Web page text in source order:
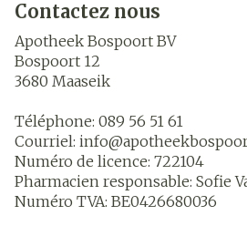
Contactez nous
Apotheek Bospoort BV
Bospoort 12
3680 Maaseik
Téléphone: 089 56 51 61
Courriel: info@
Numéro de licence: 722104
Pharmacien responsable: Sofie
Numéro TVA: BE0426680036